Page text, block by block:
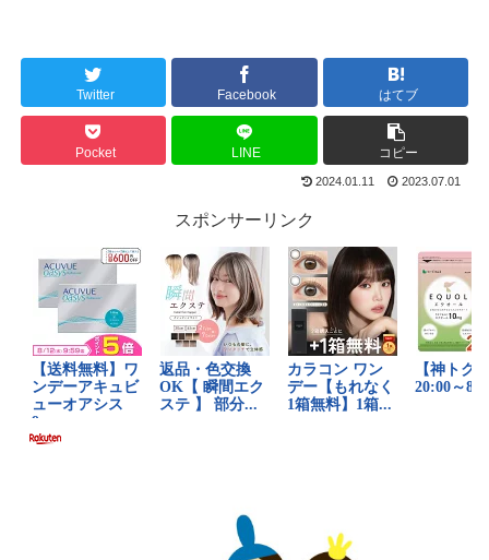
Twitter Facebook はてブ
Pocket LINE コピー
2024.01.11 2023.07.01
スポンサーリンク